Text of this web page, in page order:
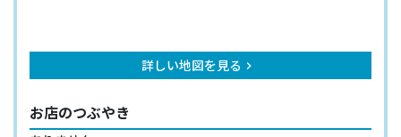
詳しい地図を見る keyboard_arrow_right
お店のつぶやき